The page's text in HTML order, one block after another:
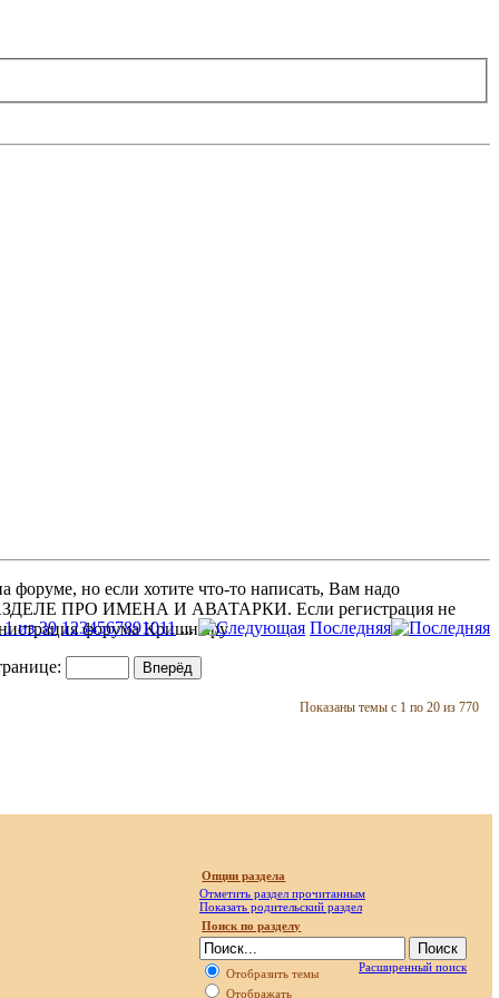
но если хотите что-то написать, Вам надо
РАЗДЕЛЕ ПРО ИМЕНА И АВАТАРКИ. Если регистрация не
форума Кришна.ру
из 39 1234567891011 ... Последняя
Показаны темы с 1 по 20 из 770
Опции раздела
Отметить раздел прочитанным
Показать родительский раздел
Поиск по разделу
Отобразить темы
Отображать
Расширенный поиск